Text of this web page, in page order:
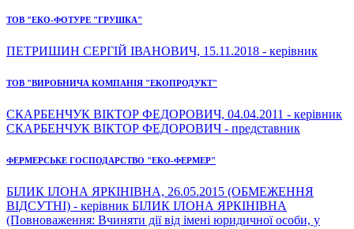
ТОВ "ЕКО-ФОТУРЕ "ГРУШКА"
ПЕТРИШИН СЕРГІЙ ІВАНОВИЧ, 15.11.2018 - керівник
ТОВ "ВИРОБНИЧА КОМПАНІЯ "ЕКОПРОДУКТ"
СКАРБЕНЧУК ВІКТОР ФЕДОРОВИЧ, 04.04.2011 - керівник
СКАРБЕНЧУК ВІКТОР ФЕДОРОВИЧ - представник
ФЕРМЕРСЬКЕ ГОСПОДАРСТВО "ЕКО-ФЕРМЕР"
БІЛИК ІЛОНА ЯРКІНІВНА, 26.05.2015 (ОБМЕЖЕННЯ
ВІДСУТНІ) - керівник БІЛИК ІЛОНА ЯРКІНІВНА
(Повноваження: Вчиняти дії від імені юридичної особи, у